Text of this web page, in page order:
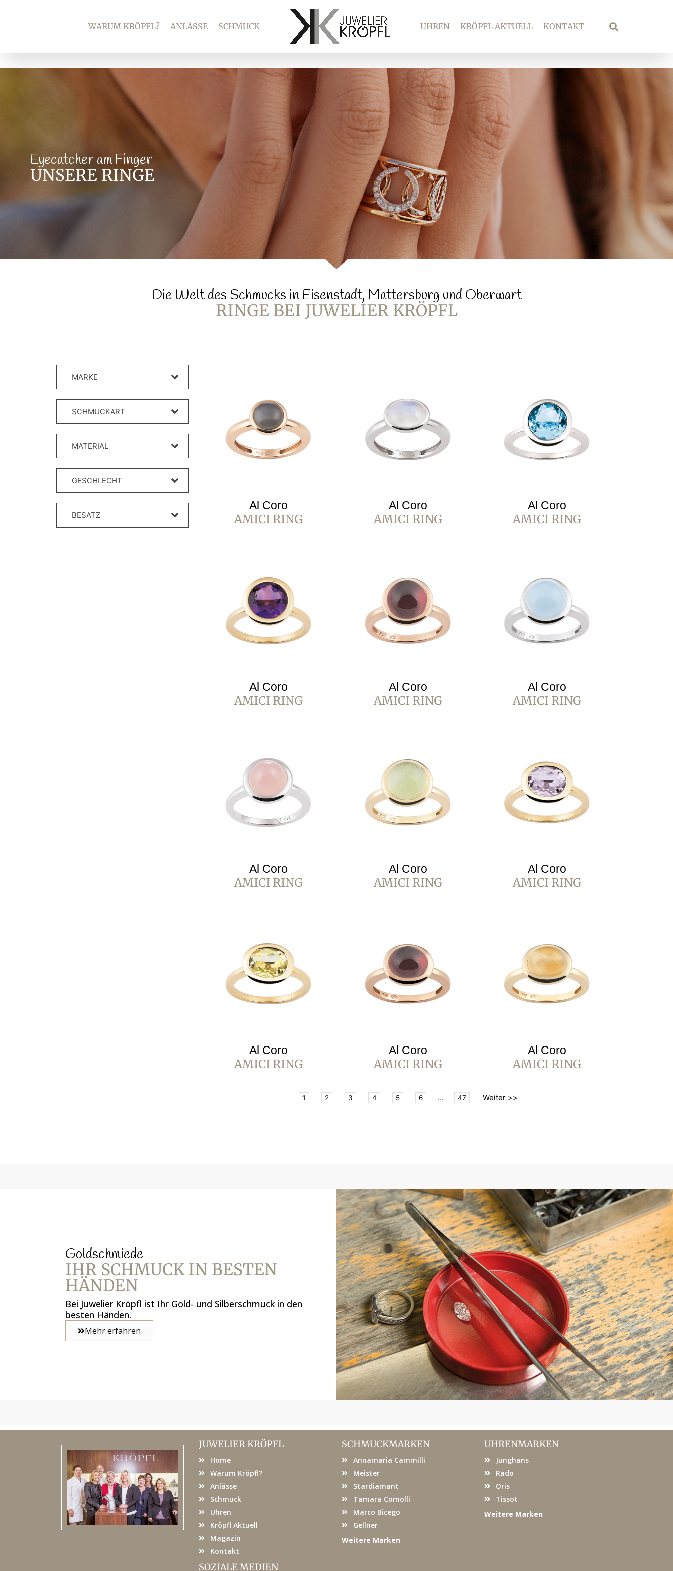
WARUM KRÖPFL? ANLÄSSE SCHMUCK UHREN KRÖPFL AKTUELL KONTAKT Suche
Eyecatcher am Finger
UNSERE RINGE
Die Welt des Schmucks in Eisenstadt, Mattersburg und Oberwart
RINGE BEI JUWELIER KRÖPFL
MARKE
SCHMUCKART
MATERIAL
GESCHLECHT
BESATZ
Al Coro
AMICI RING
Al Coro
AMICI RING
Al Coro
AMICI RING
Al Coro
AMICI RING
Al Coro
AMICI RING
Al Coro
AMICI RING
Al Coro
AMICI RING
Al Coro
AMICI RING
Al Coro
AMICI RING
Al Coro
AMICI RING
Al Coro
AMICI RING
Al Coro
AMICI RING
1 2 3 4 5 6 ... 47 Weiter >>
Goldschmiede
IHR SCHMUCK IN BESTEN
HÄNDEN
Bei Juwelier Kröpfl ist Ihr Gold- und Silberschmuck in den
besten Händen.
Mehr erfahren
JUWELIER KRÖPFL
Home
Warum Kröpfl?
Anlässe
Schmuck
Uhren
Kröpfl Aktuell
Magazin
Kontakt
SOZIALE MEDIEN
SCHMUCKMARKEN
Annamaria Cammilli
Meister
Stardiamant
Tamara Comolli
Marco Bicego
Gellner
Weitere Marken
UHRENMARKEN
Junghans
Rado
Oris
Tissot
Weitere Marken